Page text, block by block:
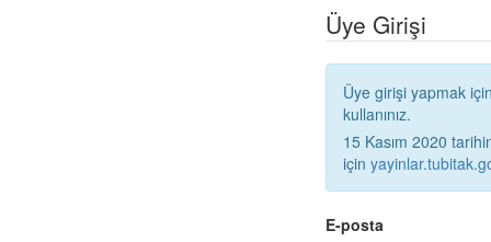
Üye Girişi
Üye girişi yapmak için
kullanınız.
15 Kasım 2020
için
E-posta